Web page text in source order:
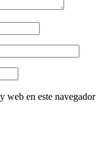
web en este navegador